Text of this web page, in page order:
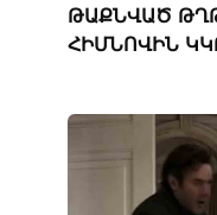
ԹԱՔՆՎԱԾ
ՀԻՄՆՈՎԻՆ